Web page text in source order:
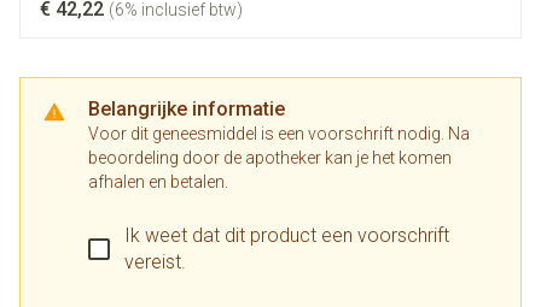
€ 42,22 (6% inclusief btw)
Belangrijke informatie
Voor dit geneesmiddel is een voorschrift nodig. Na
beoordeling door de apotheker kan je het komen
afhalen en betalen.
Ik weet dat dit product een voorschrift
vereist.